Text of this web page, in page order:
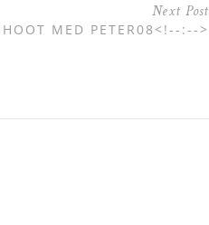
Next Post
MED PETER08<!--:-->